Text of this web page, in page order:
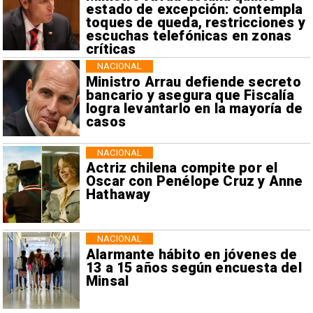
estado de excepción: contempla
toques de queda, restricciones y
escuchas telefónicas en zonas
críticas
Ministro Arrau defiende secreto
bancario y asegura que Fiscalía
logra levantarlo en la mayoría de
casos
NACIONAL
Actriz chilena compite por el
Oscar con Penélope Cruz y Anne
Hathaway
NACIONAL
Alarmante hábito en jóvenes de
13 a 15 años según encuesta del
Minsal
NACIONAL